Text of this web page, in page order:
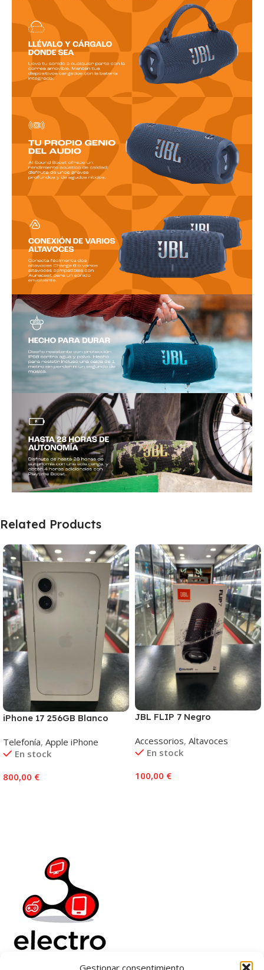
Gestionar consentimiento
Related Products
iPhone 17 256GB Blanco
Telefonía, Apple iPhone
En stock
800,00 €
JBL FLIP 7 Negro
Accessorios, Altavoces
En stock
100,00 €